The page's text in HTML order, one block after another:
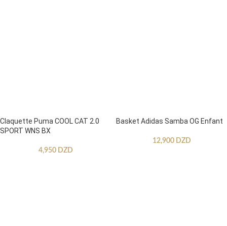
Claquette Puma COOL CAT 2.0
SPORT WNS BX
4,950 DZD
Basket Adidas Samba OG Enfant
12,900 DZD